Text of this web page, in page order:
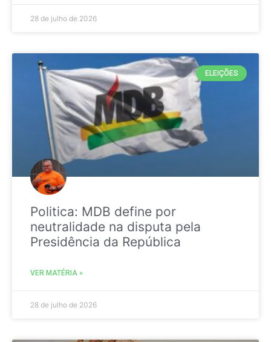
28 de julho de 2026
ELEIÇÕES
Politica: MDB define por
neutralidade na disputa pela
Presidência da República
VER MATÉRIA »
28 de julho de 2026